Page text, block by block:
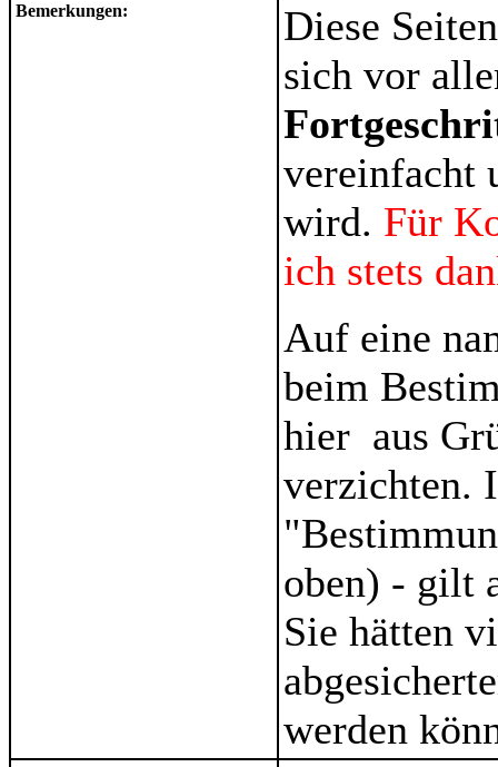
Bemerkungen:
Diese
sich vor
vereinfacht
wird. Für
ich stets
Auf eine
beim
hier aus
verzichten.
oben) - gilt
Sie hätten
werden